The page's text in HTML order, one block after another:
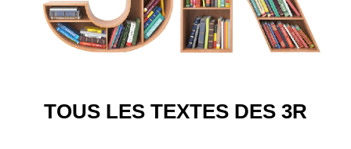
TOUS LES TEXTES DES 3R